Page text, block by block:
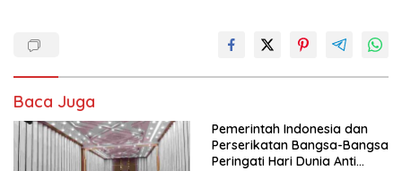
Baca Juga
Pemerintah Indonesia dan
Perserikatan Bangsa-Bangsa
Peringati Hari Dunia Anti